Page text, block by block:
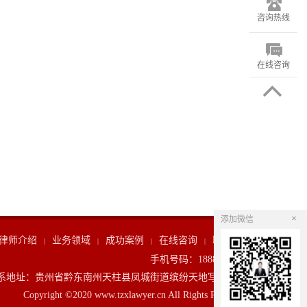
师介绍 | 业务领域 | 成功案例 | 在线咨询 |
联系我们
手机号码：18885546188
地址：贵州省黔东南州天柱县凤城街道缤纷天地写字楼7层
Copyright ©2020 www.tzxlawyer.cn All Rights Reserved.
咨询热线
在线咨询
添加微信 ×